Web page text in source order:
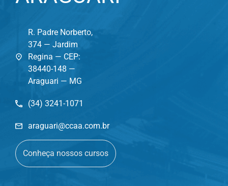
R. Padre Norberto,
374 — Jardim
Regina — CEP:
38440-148 —
Araguari — MG
(34) 3241-1071
araguari@ccaa.com.br
Conheça nossos cursos